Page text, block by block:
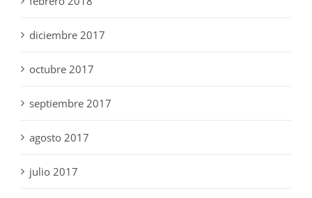
diciembre 2017
octubre 2017
septiembre 2017
agosto 2017
julio 2017